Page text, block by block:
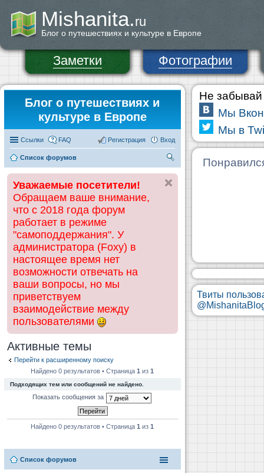
Mishanita.ru
Блог о путешествиях и культуре в Европе
Заметки Фотографии
Блог о путешествиях и
культуре в Европе
Ссылки FAQ Вход
Регистрация
Список форумов
ск
Уважаемые посетители!
Обращаем ваше внимание,
что с 2018 года форум
работает в режиме
"самоподдержания". У
администратора (Foxy) в
настоящее время нет
возможности отвечать на
ваши вопросы, но мы
приветствуем
взаимодействие между
пользователями
Активные темы
Перейти к расширенному поиску
Найдено 0 результатов • Страница1 из1
Подходящих тем или сообщений не найдено.
Показать сообщения за
Найдено 0 результатов • Страница1 из1
Список форумов
Не забывай
Мы
Мы в
Твиты